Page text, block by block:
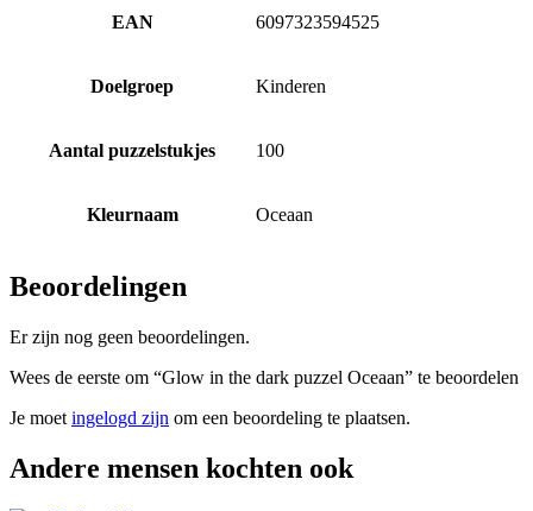
EAN 6097323594525
Doelgroep Kinderen
Aantal puzzelstukjes 100
Kleurnaam Oceaan
Beoordelingen
Er zijn nog geen beoordelingen.
Wees de eerste om “Glow in the dark puzzel Oceaan” te beoordelen
Je moet ingelogd zijn om een beoordeling te plaatsen.
Andere mensen kochten ook